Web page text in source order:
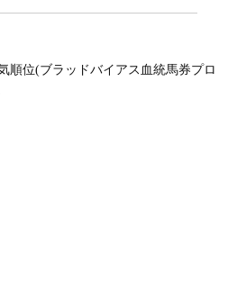
順位(ブラッドバイアス血統馬券プロ